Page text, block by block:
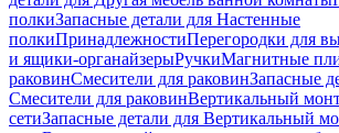
полкиЗапасные детали для Настенные
полкиПринадлежностиПерегородки для
и ящики-органайзерыРучкиМагнитные
раковинСмесители для раковинЗапасные
Смесители для раковинВертикальный
сетиЗапасные детали для Вертикальный